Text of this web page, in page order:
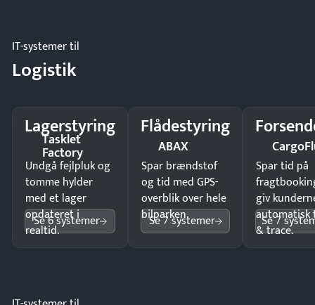
IT-systemer til
Logistik
Lagerstyring
Tasklet
Factory
Undgå fejlpluk og
tomme hylder
med et lager
opdateret i
realtid.
Se 6 systemer
Flådestyring
ABAX
Spar brændstof
og tid med GPS-
overblik over hele
bilparken.
Se 7 systemer
Spar tid på
giv
automatisk
& trace.
Se 7